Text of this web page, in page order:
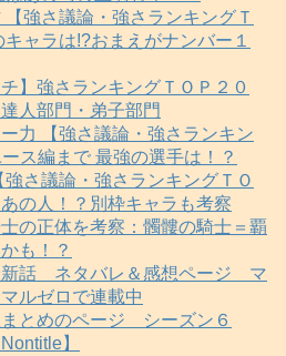
【強さ議論・強さランキングＴ
ャラは!?おまえがナンバー１
】強さランキングＴＯＰ２０
人部門・弟子部門
力 【強さ議論・強さランキン
ス編まで 最強の選手は！？
強さ議論・強さランキングＴＯ
の人！？別枠キャラも考察
の正体を考察：髑髏の騎士＝覇
も！？
話 ネタバレ＆感想ページ マ
ルゼロで連載中
まとめのページ シーズン６
】